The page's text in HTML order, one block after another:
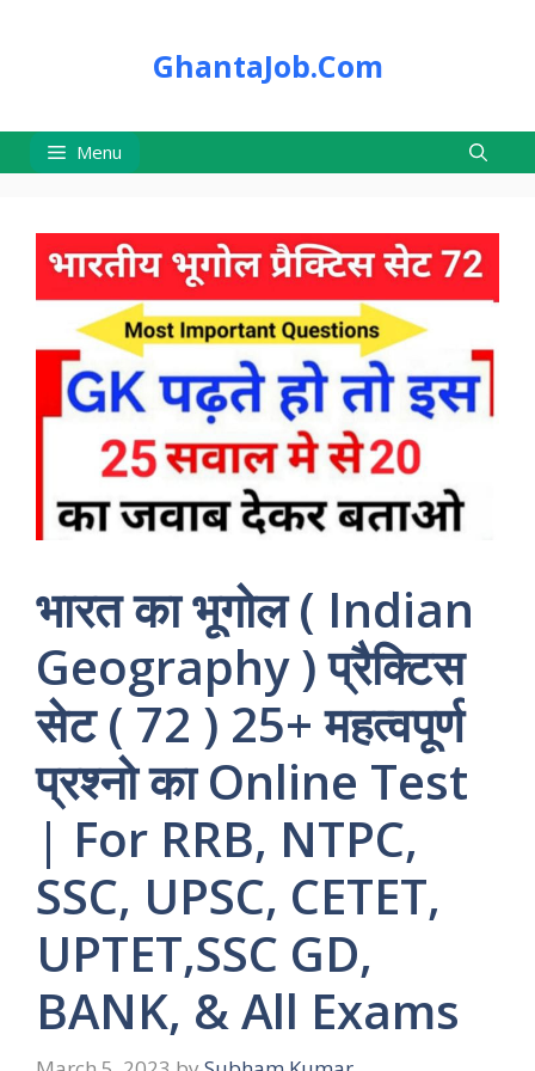
GhantaJob.Com
Menu
भारत का भूगोल ( Indian
Geography ) प्रैक्टिस
सेट ( 72 ) 25+ महत्वपूर्ण
प्रश्नो का Online Test
| For RRB, NTPC,
SSC, UPSC, CETET,
UPTET,SSC GD,
BANK, & All Exams